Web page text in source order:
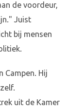
de voordeur,
Juist
bij mensen
Campen. Hij
uit de Kamer